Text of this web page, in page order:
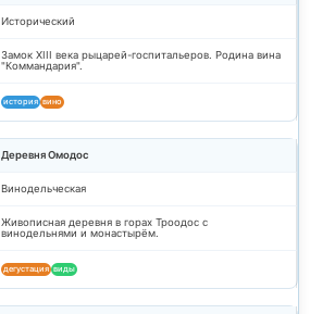
Исторический
Замок XIII века рыцарей-госпитальеров. Родина вина
"Коммандария".
история вино
Деревня Омодос
Винодельческая
Живописная деревня в горах Троодос с
винодельнями и монастырём.
дегустация виды